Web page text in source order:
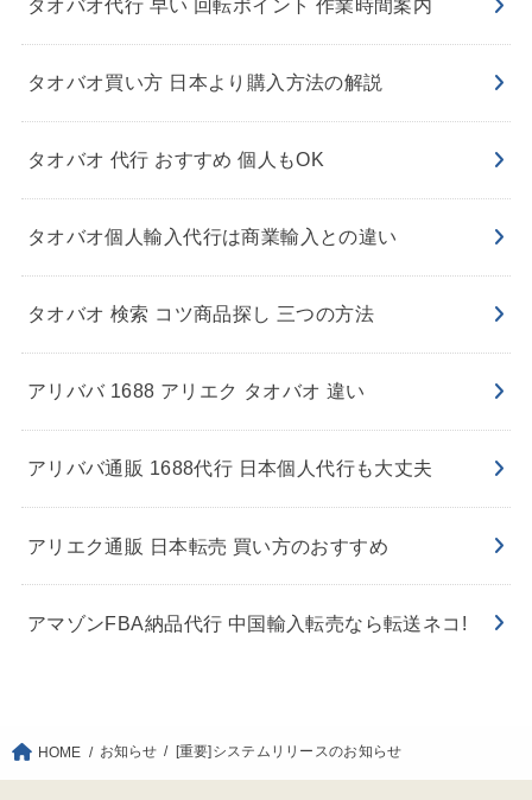
タオバオ代行 早い 回転ポイント 作業時間案内
タオバオ買い方 日本より購入方法の解説
タオバオ 代行 おすすめ 個人もOK
タオバオ個人輸入代行は商業輸入との違い
タオバオ 検索 コツ商品探し 三つの方法
アリババ 1688 アリエク タオバオ 違い
アリババ通販 1688代行 日本個人代行も大丈夫
アリエク通販 日本転売 買い方のおすすめ
アマゾンFBA納品代行 中国輸入転売なら転送ネコ!
HOME お知らせ [重要]システムリリースのお知らせ